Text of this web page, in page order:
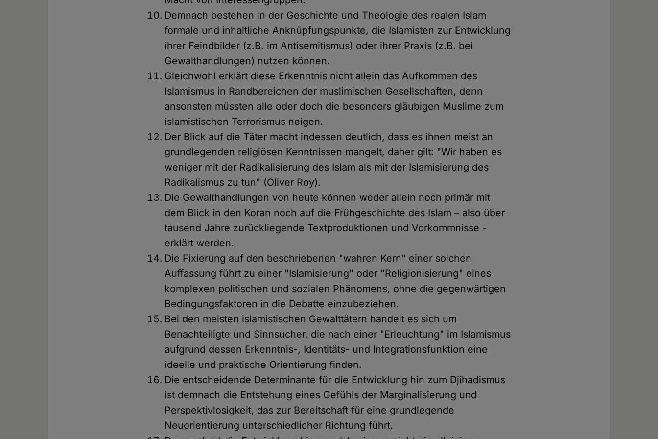
Demnach bestehen in der Geschichte und Theologie des realen Islam
formale und inhaltliche Anknüpfungspunkte, die Islamisten zur Entwicklung
ihrer Feindbilder (z.B. im Antisemitismus) oder ihrer Praxis (z.B. bei
Gewalthandlungen) nutzen können.
Gleichwohl erklärt diese Erkenntnis nicht allein das Aufkommen des
Islamismus in Randbereichen der muslimischen Gesellschaften, denn
ansonsten müssten alle oder doch die besonders gläubigen Muslime zum
islamistischen Terrorismus neigen.
Der Blick auf die Täter macht indessen deutlich, dass es ihnen meist an
grundlegenden religiösen Kenntnissen mangelt, daher gilt: "Wir haben es
weniger mit der Radikalisierung des Islam als mit der Islamisierung des
Radikalismus zu tun" (Oliver Roy).
Die Gewalthandlungen von heute können weder allein noch primär mit
dem Blick in den Koran noch auf die Frühgeschichte des Islam – also über
tausend Jahre zurückliegende Textproduktionen und Vorkommnisse -
erklärt werden.
Die Fixierung auf den beschriebenen "wahren Kern" einer solchen
Auffassung führt zu einer "Islamisierung" oder "Religionisierung" eines
komplexen politischen und sozialen Phänomens, ohne die gegenwärtigen
Bedingungsfaktoren in die Debatte einzubeziehen.
Bei den meisten islamistischen Gewalttätern handelt es sich um
Benachteiligte und Sinnsucher, die nach einer "Erleuchtung" im Islamismus
aufgrund dessen Erkenntnis-, Identitäts- und Integrationsfunktion eine
ideelle und praktische Orientierung finden.
Die entscheidende Determinante für die Entwicklung hin zum Djihadismus
ist demnach die Entstehung eines Gefühls der Marginalisierung und
Perspektivlosigkeit, das zur Bereitschaft für eine grundlegende
Neuorientierung unterschiedlicher Richtung führt.